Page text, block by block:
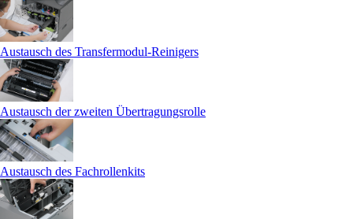
Austausch des Transfermodul-Reinigers
Austausch der zweiten Übertragungsrolle
Austausch des Fachrollenkits